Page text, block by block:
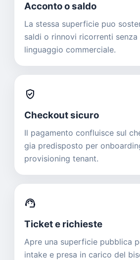
Acconto o saldo
La stessa superficie puo
saldi o rinnovi ricorrenti senza
linguaggio commerciale.
verified_user
Checkout sicuro
Il pagamento confluisce sul
gia predisposto per
provisioning tenant.
support_agent
Ticket e richieste
Apre una superficie pubblica
intake e presa in carico del